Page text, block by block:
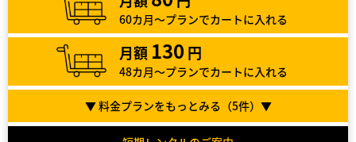
60カ月～プランでカートに入れる
月額 130 円
48カ月～プランでカートに入れる
▼ 料金プランをもっとみる（5件）▼